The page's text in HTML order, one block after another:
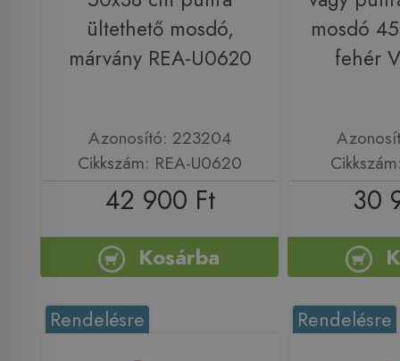
ültethető mosdó,
márvány REA-U0620
Azonosító: 223204
Cikkszám: REA-U0620
42 900 Ft
Kosárba
mosdó
fehér
30
Rendelésre Rendelésre